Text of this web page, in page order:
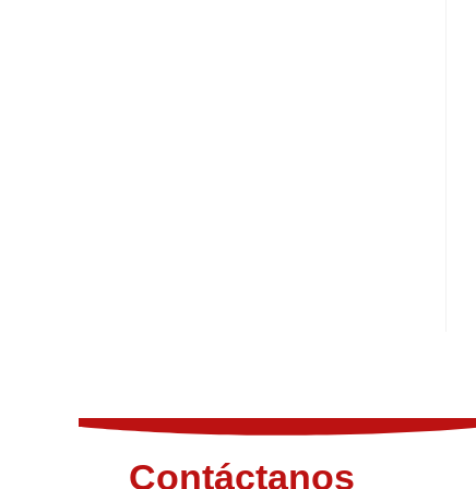
Contáctanos